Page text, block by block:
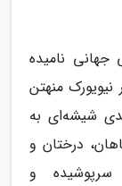
جهانی نامیده
نیویورک منهتن
شیشه‌ای به
درختان و
و